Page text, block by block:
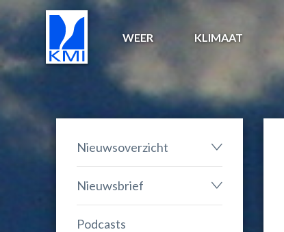
WEER KLIMAAT
Nieuwsoverzicht
Nieuwsbrief
Podcasts